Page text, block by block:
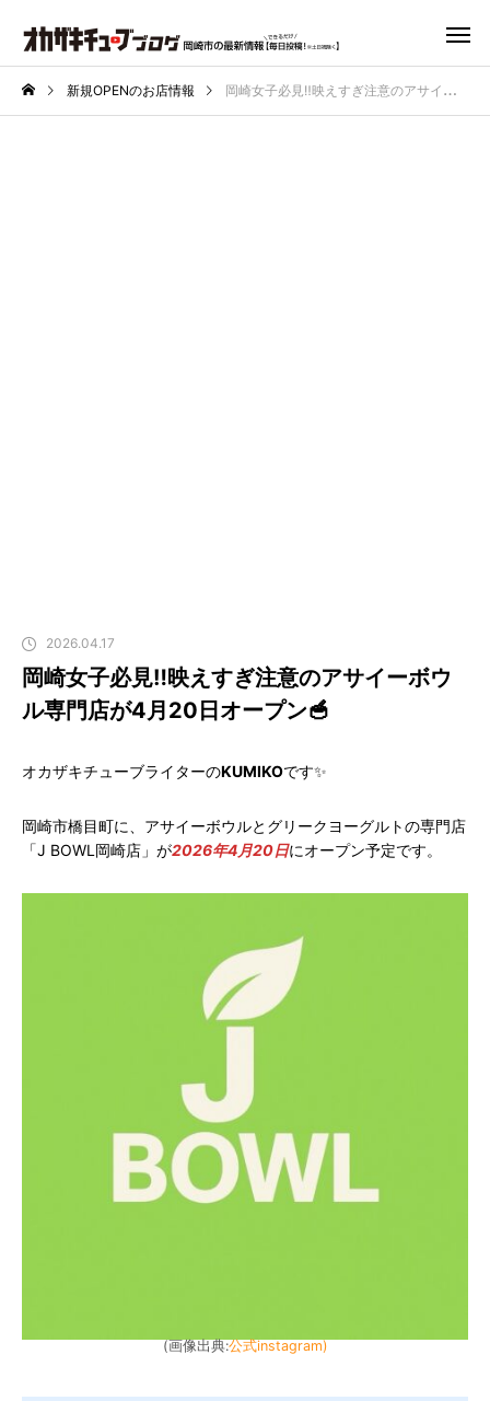
新規OPENのお店情報 岡崎女子必見‼️映えすぎ注意のアサイーボウル専門店が4月20日オープン🥣
2026.04.17
岡崎女子必見‼️映えすぎ注意のアサイーボウ
ル専門店が4月20日オープン🥣
オカザキチューブライターのKUMIKOです✨
岡崎市橋目町に、アサイーボウルとグリークヨーグルトの専門店
「J BOWL岡崎店」が2026年4月20日にオープン予定です。
(画像出典:公式instagram)